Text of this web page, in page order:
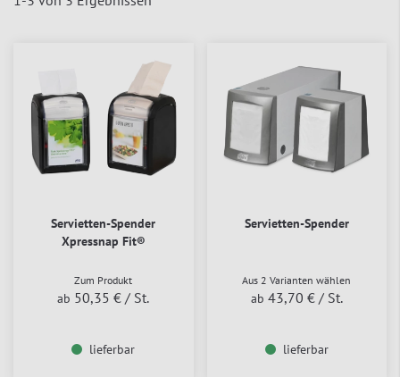
Servietten-Spender
Xpressnap Fit®
Zum Produkt
ab 50,35 € / St.
lieferbar
Servietten-Spender
Aus 2 Varianten wählen
ab 43,70 € / St.
lieferbar